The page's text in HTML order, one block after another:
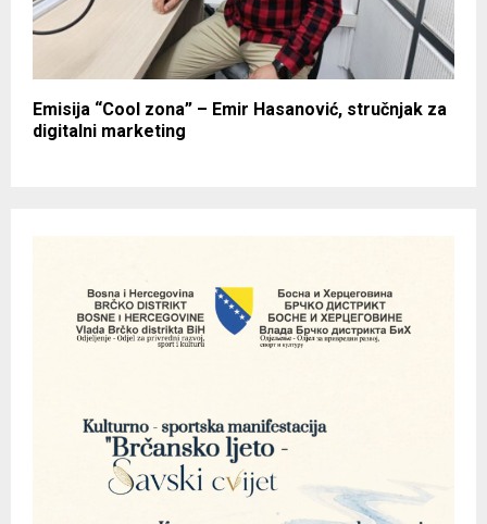
Emisija “Cool zona” – Emir Hasanović, stručnjak za
digitalni marketing